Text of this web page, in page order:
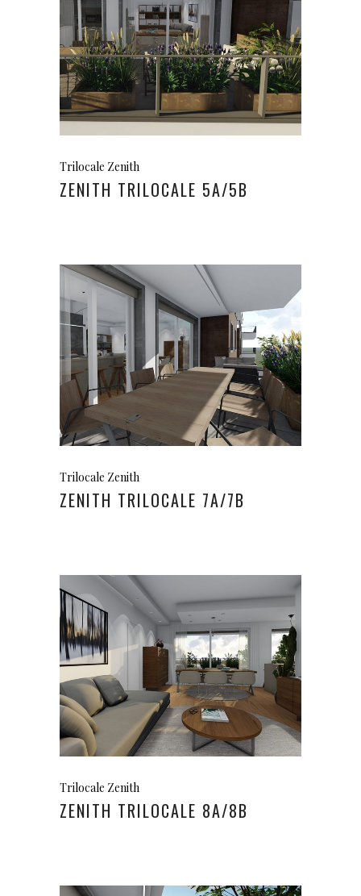
Trilocale Zenith
ZENITH TRILOCALE 5A/5B
Trilocale Zenith
ZENITH TRILOCALE 7A/7B
Trilocale Zenith
ZENITH TRILOCALE 8A/8B